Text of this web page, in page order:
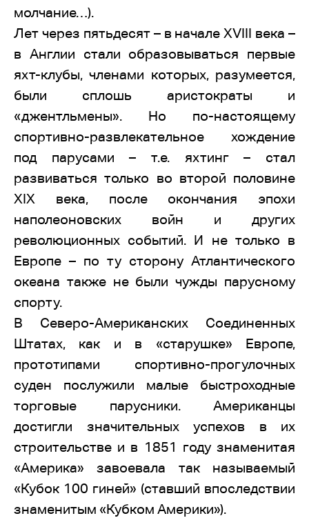
молчание…).
Лет через пятьдесят – в начале XVIII века –
в Англии стали образовываться первые
яхт-клубы, членами которых, разумеется,
были сплошь аристократы и
«джентльмены». Но по-настоящему
спортивно-развлекательное хождение
под парусами – т.е. яхтинг – стал
развиваться только во второй половине
XIX века, после окончания эпохи
наполеоновских войн и других
революционных событий. И не только в
Европе – по ту сторону Атлантического
океана также не были чужды парусному
спорту.
В Северо-Американских Соединенных
Штатах, как и в «старушке» Европе,
прототипами спортивно-прогулочных
суден послужили малые быстроходные
торговые парусники. Американцы
достигли значительных успехов в их
строительстве и в 1851 году знаменитая
«Америка» завоевала так называемый
«Кубок 100 гиней» (ставший впоследствии
знаменитым «Кубком Америки»).